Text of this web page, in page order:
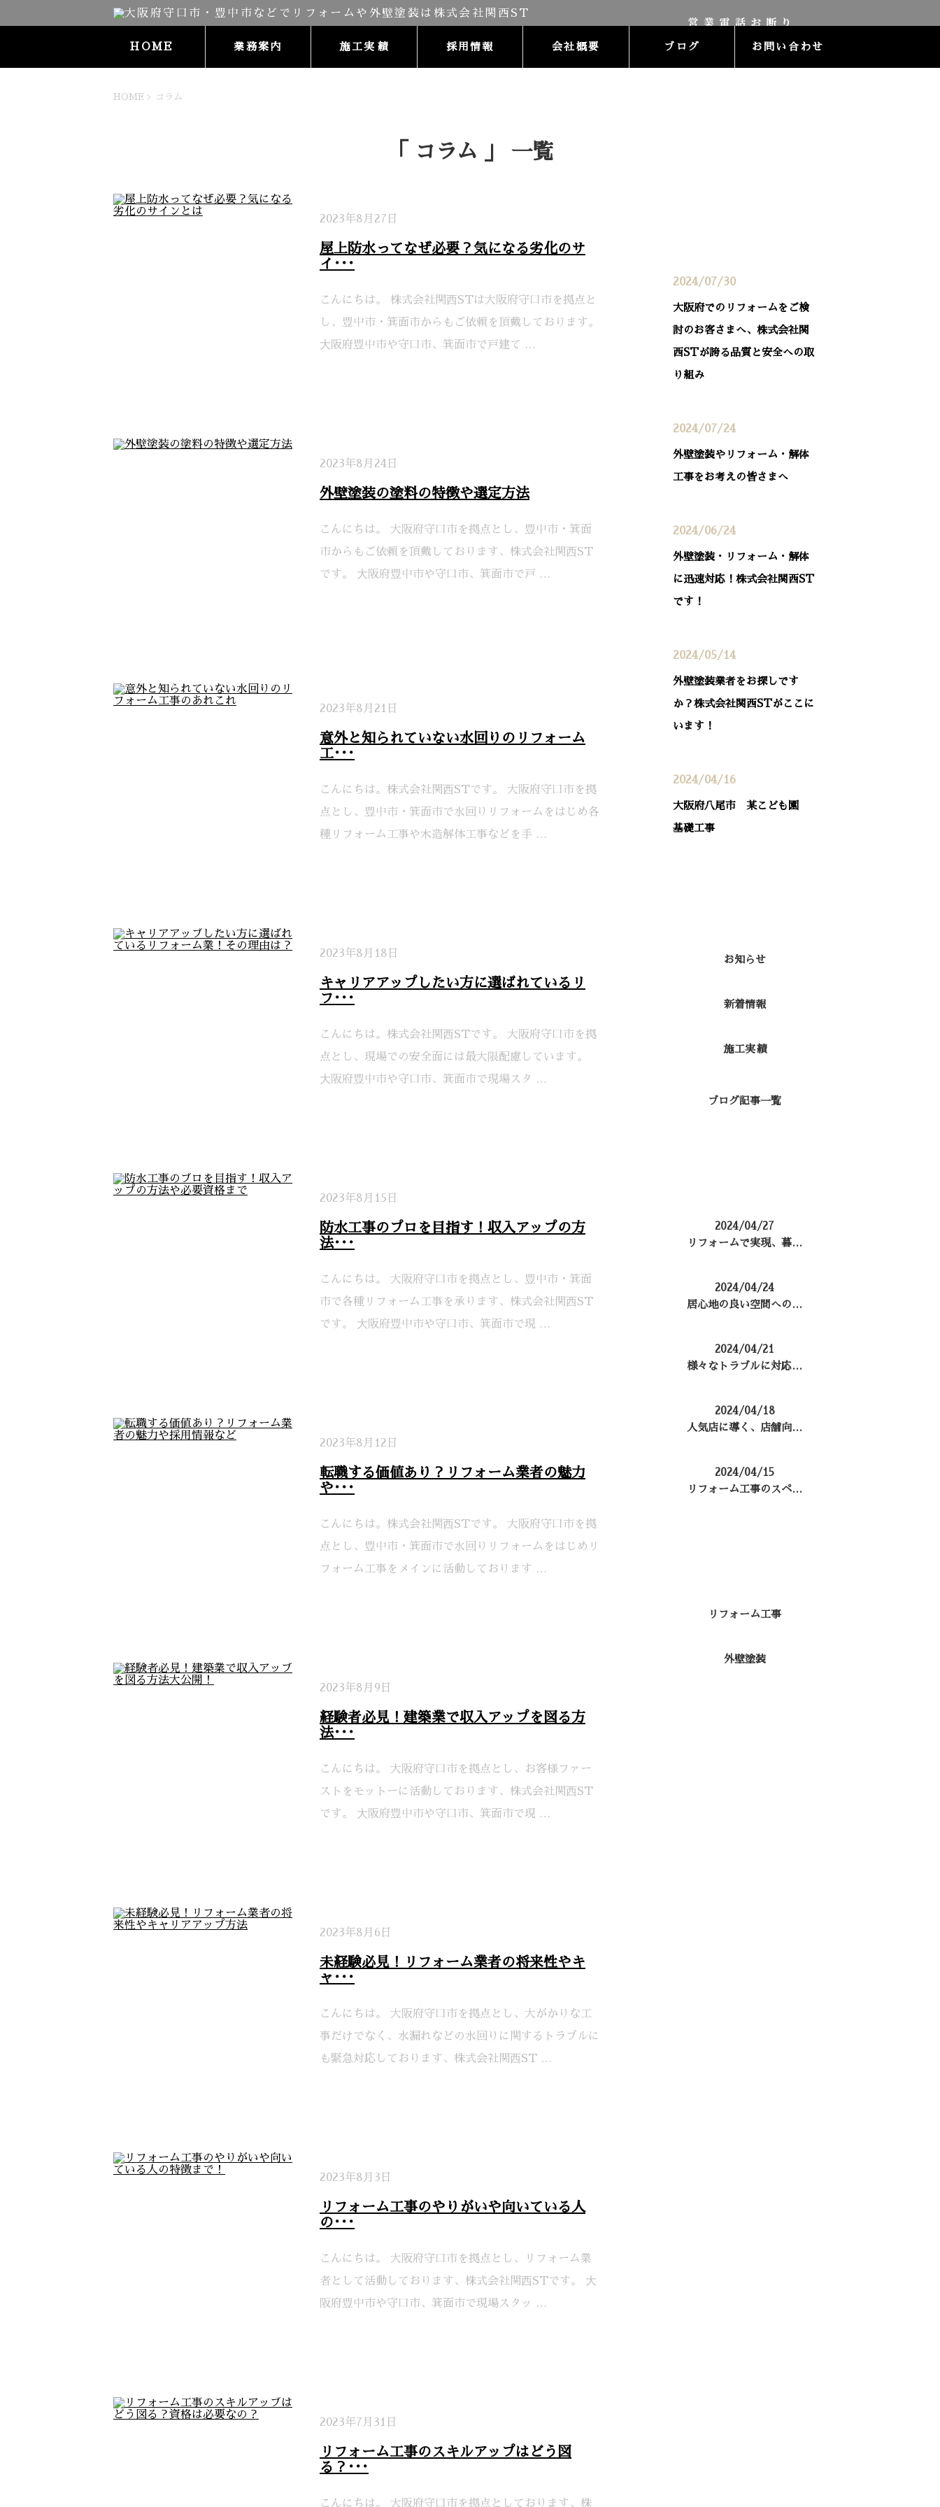
HOME 業務案内 施工実績 採用情報 会社概要 ブログ お問い合わせ
HOME > コラム
「 コラム 」 一覧
2023年8月27日
屋上防水ってなぜ必要？気になる劣化のサ
イ･･･
こんにちは。 株式会社関⻄STは大阪府守口市を拠点と
し、豊中市・箕面市からもご依頼を頂戴しております。
⼤阪府豊中市や守口市、箕面市で戸建て …
2023年8月24日
外壁塗装の塗料の特徴や選定方法
こんにちは。 大阪府守口市を拠点とし、豊中市・箕面
市からもご依頼を頂戴しております、株式会社関⻄ST
です。 ⼤阪府豊中市や守口市、箕面市で戸 …
2023年8月21日
意外と知られていない水回りのリフォーム
工･･･
こんにちは。株式会社関⻄STです。 大阪府守口市を拠
点とし、豊中市・箕面市で水回りリフォームをはじめ各
種リフォーム工事や木造解体工事などを手 …
2023年8月18日
キャリアアップしたい方に選ばれているリ
フ･･･
こんにちは。株式会社関⻄STです。 大阪府守口市を拠
点とし、現場での安全面には最大限配慮しています。
⼤阪府豊中市や守口市、箕面市で現場スタ …
2023年8月15日
防水工事のプロを目指す！収入アップの方
法･･･
こんにちは。 大阪府守口市を拠点とし、豊中市・箕面
市で各種リフォーム工事を承ります、株式会社関⻄ST
です。 ⼤阪府豊中市や守口市、箕面市で現 …
2023年8月12日
転職する価値あり？リフォーム業者の魅力
や･･･
こんにちは。株式会社関⻄STです。 大阪府守口市を拠
点とし、豊中市・箕面市で水回りリフォームをはじめリ
フォーム工事をメインに活動しております …
2023年8月9日
経験者必見！建築業で収入アップを図る方
法･･･
こんにちは。 大阪府守口市を拠点とし、お客様ファー
ストをモットーに活動しております、株式会社関⻄ST
です。 ⼤阪府豊中市や守口市、箕面市で現 …
2023年8月6日
未経験必見！リフォーム業者の将来性やキ
ャ･･･
こんにちは。 大阪府守口市を拠点とし、大がかりな工
事だけでなく、水漏れなどの水回りに関するトラブルに
も緊急対応しております、株式会社関⻄ST …
2023年8月3日
リフォーム工事のやりがいや向いている人
の･･･
こんにちは。 大阪府守口市を拠点とし、リフォーム業
者として活動しております、株式会社関⻄STです。 ⼤
阪府豊中市や守口市、箕面市で現場スタッ …
2023年7月31日
リフォーム工事のスキルアップはどう図
る？･･･
こんにちは。 大阪府守口市を拠点としております、株
2024/07/30
大阪府でのリフォームをご検
討のお客さまへ、株式会社関
西STが誇る品質と安全への取
り組み
2024/07/24
外壁塗装やリフォーム・解体
工事をお考えの皆さまへ
2024/06/24
外壁塗装・リフォーム・解体
に迅速対応！株式会社関西ST
です！
2024/05/14
外壁塗装業者をお探しです
か？株式会社関西STがここに
います！
2024/04/16
大阪府八尾市 某こども園
基礎工事
お知らせ
新着情報
施工実績
ブログ記事一覧
2024/04/27
リフォームで実現、暮…
2024/04/24
居心地の良い空間への…
2024/04/21
様々なトラブルに対応…
2024/04/18
人気店に導く、店舗向…
2024/04/15
リフォーム工事のスペ…
リフォーム工事
外壁塗装